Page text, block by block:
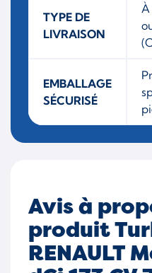
TYPE DE
LIVRAISON
EMBALLAGE
SÉCURISÉ
Avis à
produit
RENAULT